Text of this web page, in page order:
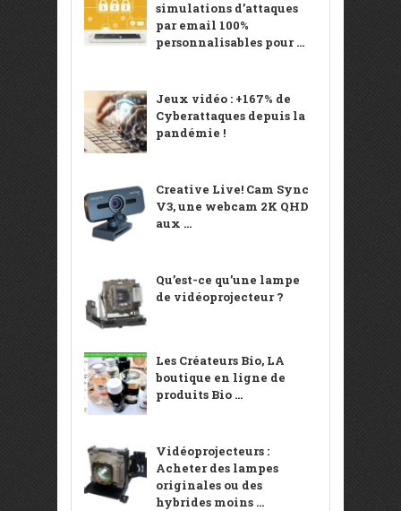
simulations d’attaques
par email 100%
personnalisables pour ...
Jeux vidéo : +167% de
Cyberattaques depuis la
pandémie !
Creative Live! Cam Sync
V3, une webcam 2K QHD
aux ...
Qu’est-ce qu’une lampe
de vidéoprojecteur ?
Les Créateurs Bio, LA
boutique en ligne de
produits Bio ...
Vidéoprojecteurs :
Acheter des lampes
originales ou des
hybrides moins ...